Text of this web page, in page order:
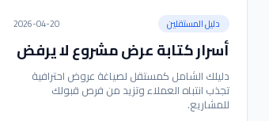
دليل المستقلين 2026-04-20
أسرار كتابة عرض مشروع لا يرفض
دليلك الشامل كمستقل لصياغة عروض احترافية
تجذب انتباه العملاء وتزيد من فرص قبولك
للمشاريع.